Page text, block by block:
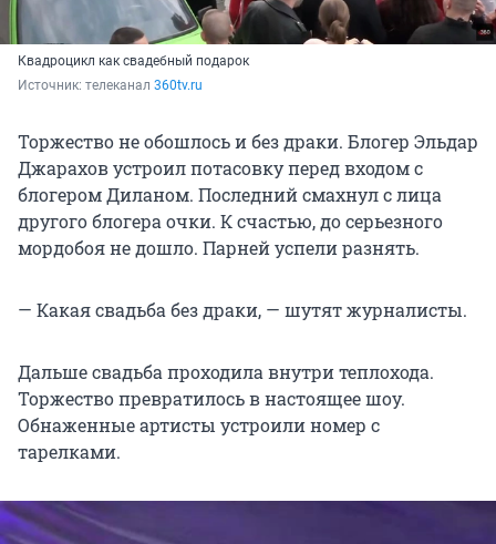
Квадроцикл как свадебный подарок
Источник: телеканал 360tv.ru
Торжество не обошлось и без драки. Блогер Эльдар
Джарахов устроил потасовку перед входом с
блогером Диланом. Последний смахнул с лица
другого блогера очки. К счастью, до серьезного
мордобоя не дошло. Парней успели разнять.
— Какая свадьба без драки, — шутят журналисты.
Дальше свадьба проходила внутри теплохода.
Торжество превратилось в настоящее шоу.
Обнаженные артисты устроили номер с
тарелками.